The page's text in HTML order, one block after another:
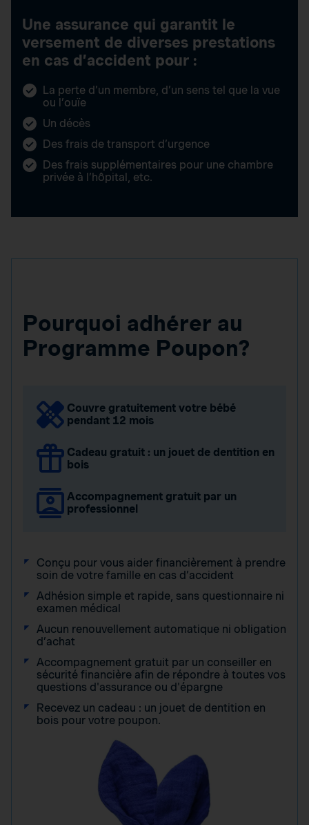
Une assurance qui garantit le
versement de diverses prestations
en cas d’accident pour :
La perte d’un membre, d’un sens tel que la vue
ou l’ouïe
Un décès
Des frais de transport d’urgence
Des frais supplémentaires pour une chambre
privée à l’hôpital, etc.
Pourquoi adhérer au
Programme Poupon?
Couvre gratuitement votre bébé
pendant 12 mois
Cadeau gratuit : un jouet de dentition en
bois
Accompagnement gratuit par un
professionnel
Conçu pour vous aider financièrement à prendre
soin de votre famille en cas d’accident
Adhésion simple et rapide, sans questionnaire ni
examen médical
Aucun renouvellement automatique ni obligation
d’achat
Accompagnement gratuit par un conseiller en
sécurité financière afin de répondre à toutes vos
questions d'assurance ou d'épargne
Recevez un cadeau : un jouet de dentition en
bois pour votre poupon.